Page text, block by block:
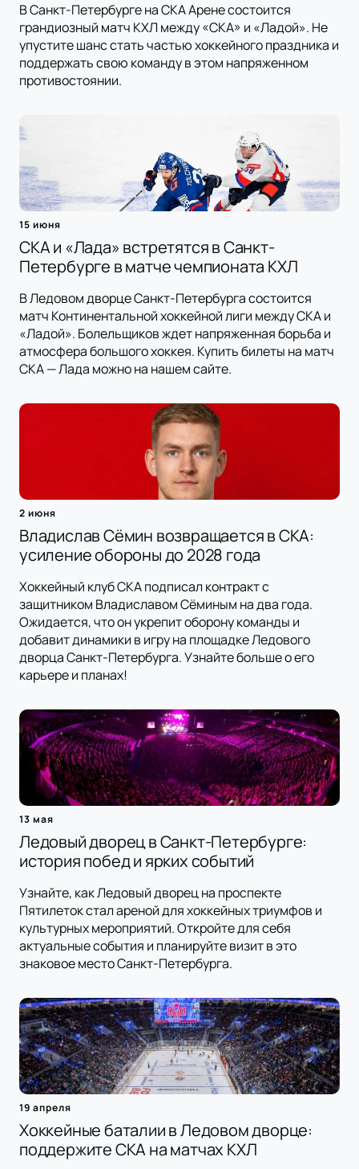
В Санкт-Петербурге на СКА Арене состоится
грандиозный матч КХЛ между «СКА» и «Ладой». Не
упустите шанс стать частью хоккейного праздника и
поддержать свою команду в этом напряженном
противостоянии.
15 июня
СКА и «Лада» встретятся в Санкт-
Петербурге в матче чемпионата КХЛ
В Ледовом дворце Санкт-Петербурга состоится
матч Континентальной хоккейной лиги между СКА и
«Ладой». Болельщиков ждет напряженная борьба и
атмосфера большого хоккея. Купить билеты на матч
СКА — Лада можно на нашем сайте.
2 июня
Владислав Сёмин возвращается в СКА:
усиление обороны до 2028 года
Хоккейный клуб СКА подписал контракт с
защитником Владиславом Сёминым на два года.
Ожидается, что он укрепит оборону команды и
добавит динамики в игру на площадке Ледового
дворца Санкт-Петербурга. Узнайте больше о его
карьере и планах!
13 мая
Ледовый дворец в Санкт-Петербурге:
история побед и ярких событий
Узнайте, как Ледовый дворец на проспекте
Пятилеток стал ареной для хоккейных триумфов и
культурных мероприятий. Откройте для себя
актуальные события и планируйте визит в это
знаковое место Санкт-Петербурга.
19 апреля
Хоккейные баталии в Ледовом дворце:
поддержите СКА на матчах КХЛ